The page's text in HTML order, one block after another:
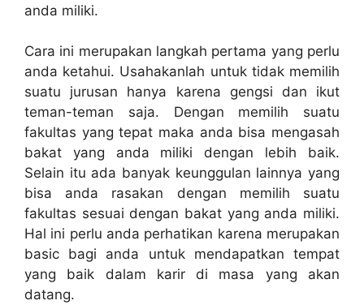
anda miliki.
Cara ini merupakan langkah pertama yang perlu
anda ketahui. Usahakanlah untuk tidak memilih
suatu jurusan hanya karena gengsi dan ikut
teman-teman saja. Dengan memilih suatu
fakultas yang tepat maka anda bisa mengasah
bakat yang anda miliki dengan lebih baik.
Selain itu ada banyak keunggulan lainnya yang
bisa anda rasakan dengan memilih suatu
fakultas sesuai dengan bakat yang anda miliki.
Hal ini perlu anda perhatikan karena merupakan
basic bagi anda untuk mendapatkan tempat
yang baik dalam karir di masa yang akan
datang.